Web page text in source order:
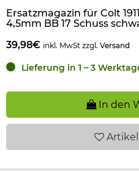
Ersatzmagazin für Colt
4,5mm BB 17 Schuss
39,98€ inkl. MwSt zzgl. Versand
Lieferung in 1 – 3
In den
Artikel